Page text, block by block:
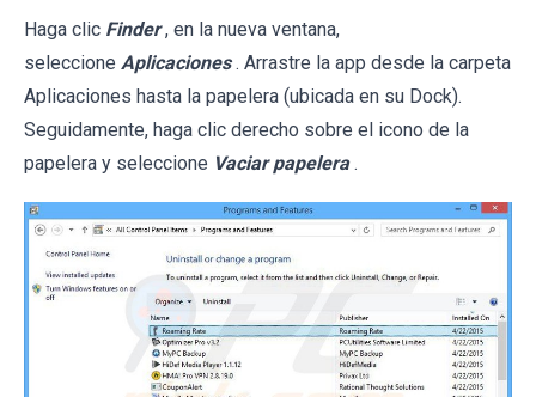
Haga clic Finder , en la nueva ventana,
seleccione Aplicaciones . Arrastre la app desde la carpeta
Aplicaciones hasta la papelera (ubicada en su Dock).
Seguidamente, haga clic derecho sobre el icono de la
papelera y seleccione Vaciar papelera .